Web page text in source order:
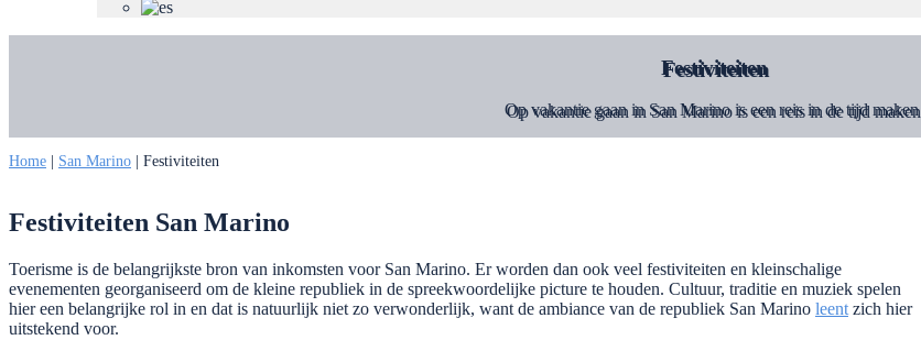
Festiviteiten
Op vakantie gaan in San Marino is een reis in de tijd maken
Home San Marino Festiviteiten
Festiviteiten San Marino
Toerisme is de belangrijkste bron van inkomsten voor San Marino. Er worden dan ook veel festiviteiten en kleinschalige
evenementen georganiseerd om de kleine republiek in de spreekwoordelijke picture te houden. Cultuur, traditie en muziek spelen
hier een belangrijke rol in en dat is natuurlijk niet zo verwonderlijk, want de ambiance van de republiek San Marino leent zich hier
uitstekend voor.